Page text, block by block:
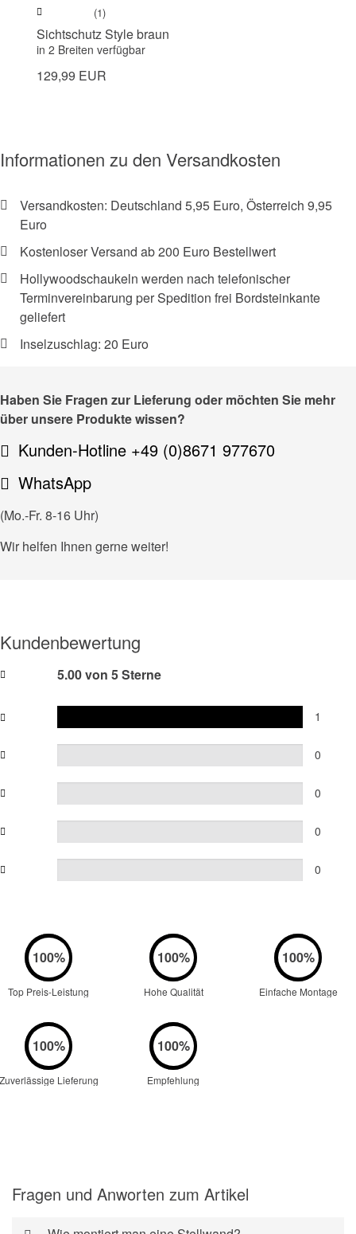
(1)
Sichtschutz Style braun
in 2 Breiten verfügbar
129,99 EUR
Informationen zu den Versandkosten
Versandkosten: Deutschland 5,95 Euro, Österreich 9,95
Euro
Kostenloser Versand ab 200 Euro Bestellwert
Hollywoodschaukeln werden nach telefonischer
Terminvereinbarung per Spedition frei Bordsteinkante
geliefert
Inselzuschlag: 20 Euro
Haben Sie Fragen zur Lieferung oder möchten Sie mehr
über unsere Produkte wissen?
Kunden-Hotline +49 (0)8671 977670
WhatsApp
(Mo.-Fr. 8-16 Uhr)
Wir helfen Ihnen gerne weiter!
Kundenbewertung
5.00 von 5 Sterne
1
0
0
0
0
Top Preis-Leistung Hohe Qualität Einfache Montage
Lieferung Empfehlung
Fragen und Anworten zum Artikel